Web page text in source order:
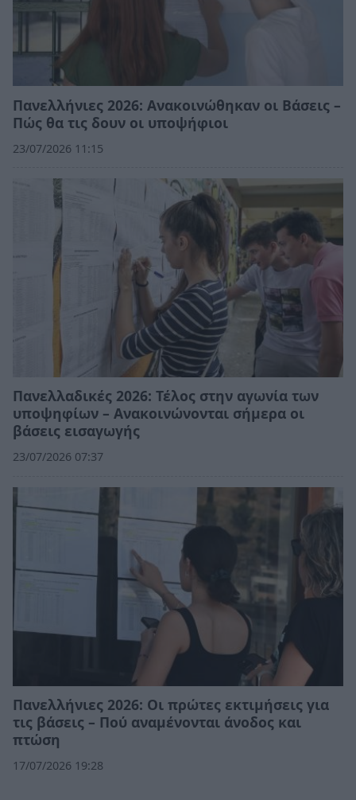
Πανελλήνιες 2026: Ανακοινώθηκαν οι Βάσεις –
Πώς θα τις δουν οι υποψήφιοι
23/07/2026 11:15
Πανελλαδικές 2026: Τέλος στην αγωνία των
υποψηφίων – Ανακοινώνονται σήμερα οι
βάσεις εισαγωγής
23/07/2026 07:37
Πανελλήνιες 2026: Οι πρώτες εκτιμήσεις για
τις βάσεις – Πού αναμένονται άνοδος και
πτώση
17/07/2026 19:28